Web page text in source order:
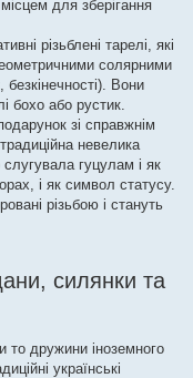
для зберігання
різьблені тарелі, які
солярними
Вони
бохо або рустик.
зі справжнім
невелика
слугувала гуцулам і як
і як символ статусу.
різьбою і стануть
силянки та
дружини іноземного
українські